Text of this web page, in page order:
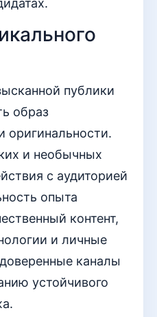
публики
образ
оригинальности.
и необычных
с аудиторией
опыта
контент,
и личные
каналы
устойчивого